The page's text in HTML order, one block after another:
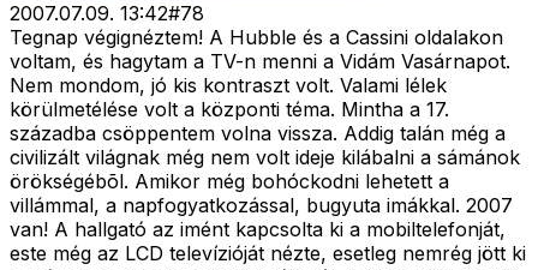
2007.07.09. 13:42#78
Tegnap végignéztem! A Hubble és a Cassini oldalakon
voltam, és hagytam a TV-n menni a Vidám Vasárnapot.
Nem mondom, jó kis kontraszt volt. Valami lélek
körülmetélése volt a központi téma. Mintha a 17.
századba csöppentem volna vissza. Addig talán még a
civilizált világnak még nem volt ideje kilábalni a sámánok
örökségébõl. Amikor még bohóckodni lehetett a
villámmal, a napfogyatkozással, bugyuta imákkal. 2007
van! A hallgató az imént kapcsolta ki a mobiltelefonját,
este még az LCD televízióját nézte, esetleg nemrég jött ki